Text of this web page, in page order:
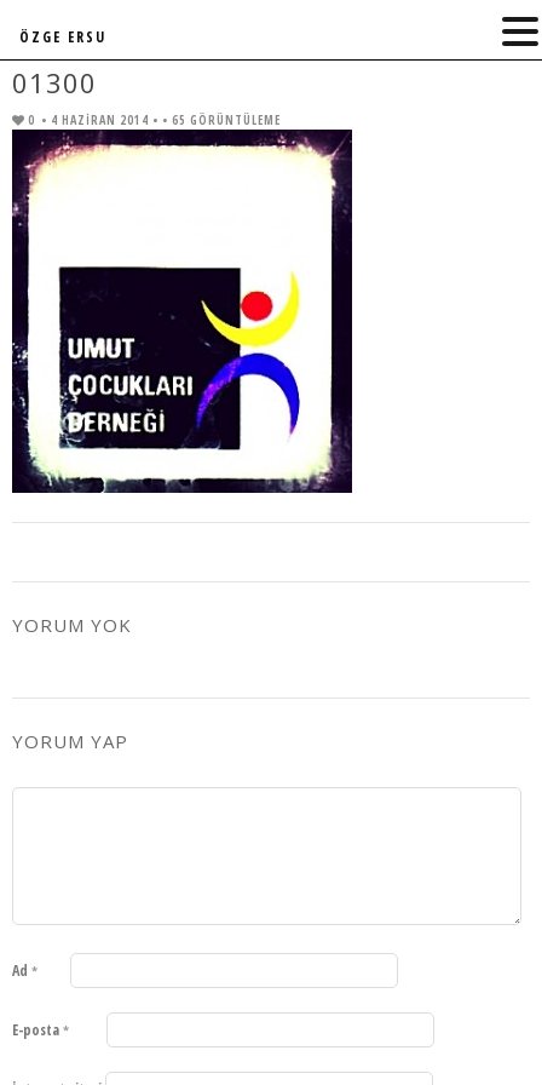
01300
0 • 4 HAZIRAN 2014 • • 65 GÖRÜNTÜLEME
YORUM YOK
YORUM YAP
Ad *
E-posta *
ÖZGE ERSU